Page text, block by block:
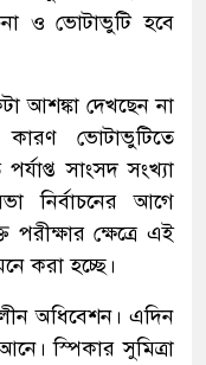
ও ভোটাভুটি হবে
আশঙ্কা দেখছেন না
কারণ ভোটাভুটিতে
সাংসদ সংখ্যা
নির্বাচনের আগে
ক্ষেত্রে এই
করা হচ্ছে।
অধিবেশন। এদিন
স্পিকার সুমিত্রা